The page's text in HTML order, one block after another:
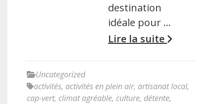
destination
idéale pour …
Lire la suite
Uncategorized
activités, activités en plein air, artisanat local,
cap-vert, climat agréable, culture, détente,